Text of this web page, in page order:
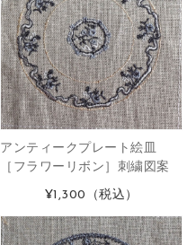
アンティークプレート絵皿
［フラワーリボン］刺繍図案
¥1,300 （税込）